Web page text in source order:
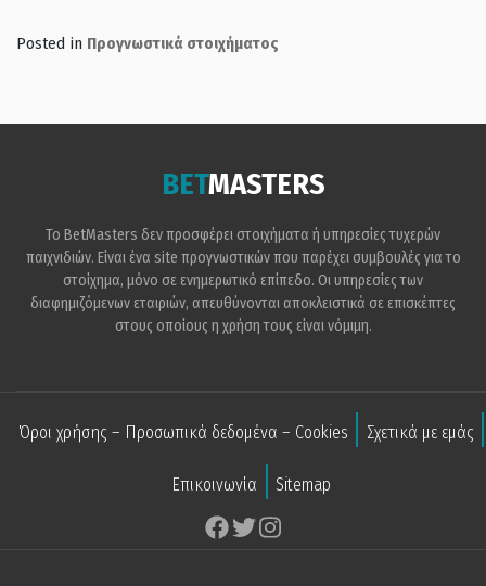
Posted in Προγνωστικά στοιχήματος
BETMASTERS
Το BetMasters δεν προσφέρει στοιχήματα ή υπηρεσίες τυχερών
παιχνιδιών. Είναι ένα site προγνωστικών που παρέχει συμβουλές για το
στοίχημα, μόνο σε ενημερωτικό επίπεδο. Οι υπηρεσίες των
διαφημιζόμενων εταιριών, απευθύνονται αποκλειστικά σε επισκέπτες
στους οποίους η χρήση τους είναι νόμιμη.
Όροι χρήσης – Προσωπικά δεδομένα – Cookies Σχετικά με εμάς
Επικοινωνία Sitemap